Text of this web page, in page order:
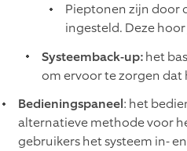
Pieptonen zijn door
ingesteld. Deze
Systeemback-up:het
om ervoor te zorgen
Bedieningspaneel: het
alternatieve methode voor
gebruikers het systeem in-